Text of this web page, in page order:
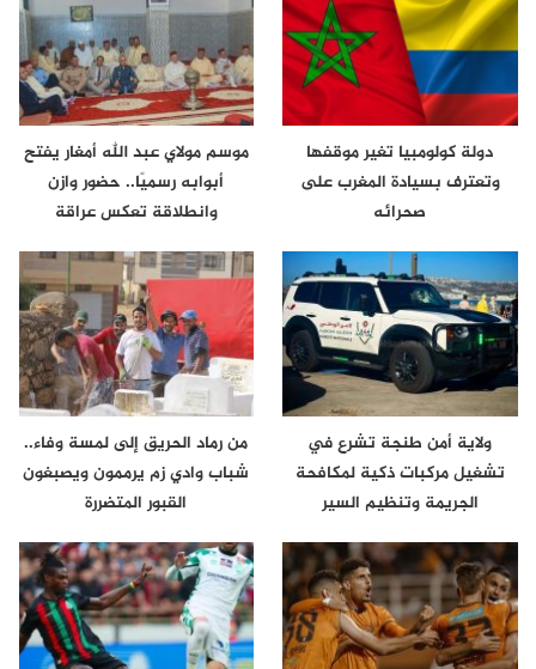
دولة كولومبيا تغير موقفها
وتعترف بسيادة المغرب على
صحرائه
موسم مولاي عبد الله أمغار يفتح
أبوابه رسميًا.. حضور وازن
وانطلاقة تعكس عراقة
ولاية أمن طنجة تشرع في
تشغيل مركبات ذكية لمكافحة
الجريمة وتنظيم السير
من رماد الحريق إلى لمسة وفاء..
شباب وادي زم يرممون ويصبغون
القبور المتضررة